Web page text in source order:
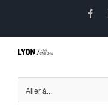
contenu
Aller à...